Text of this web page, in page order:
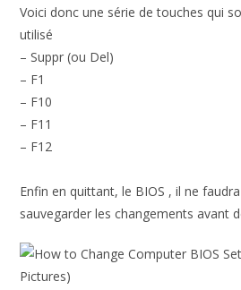
Voici donc une série de touches qui
utilisé
– Suppr (ou Del)
– F1
– F10
– F11
– F12
Enfin en quittant, le BIOS , il ne
sauvegarder les changements avant